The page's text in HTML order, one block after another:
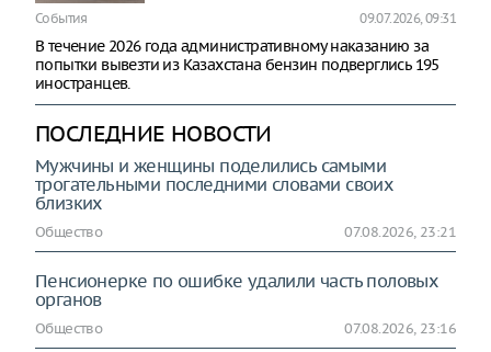
События 09.07.2026, 09:31
В течение 2026 года административному наказанию за
попытки вывезти из Казахстана бензин подверглись 195
иностранцев.
ПОСЛЕДНИЕ НОВОСТИ
Мужчины и женщины поделились самыми
трогательными последними словами своих
близких
Общество 07.08.2026, 23:21
Пенсионерке по ошибке удалили часть половых
органов
Общество 07.08.2026, 23:16